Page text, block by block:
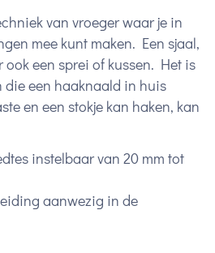
van vroeger waar je in
mee kunt maken. Een sjaal,
een sprei of kussen. Het is
een haaknaald in huis
en een stokje kan haken, kan
instelbaar van 20 mm tot
aanwezig in de